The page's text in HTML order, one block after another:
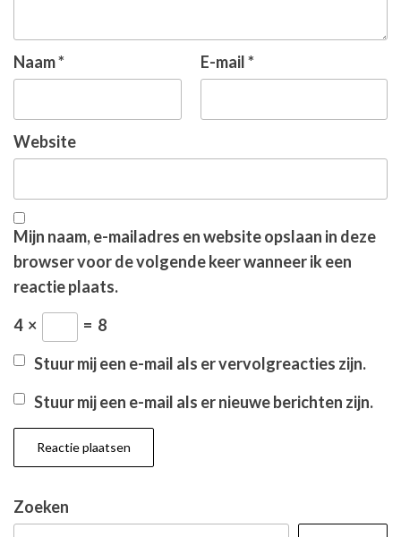
Naam* E-mail*
Website
Mijn naam, e-mailadres en website opslaan in deze
browser voor de volgende keer wanneer ik een
reactie plaats.
4 × = 8
Stuur mij een e-mail als er vervolgreacties zijn.
Stuur mij een e-mail als er nieuwe berichten zijn.
Zoeken